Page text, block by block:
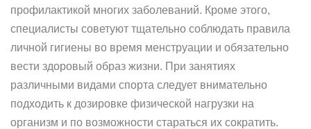
профилактикой многих заболеваний. Кроме этого,
специалисты советуют тщательно соблюдать правила
личной гигиены во время менструации и обязательно
вести здоровый образ жизни. При занятиях
различными видами спорта следует внимательно
подходить к дозировке физической нагрузки на
организм и по возможности стараться их сократить.